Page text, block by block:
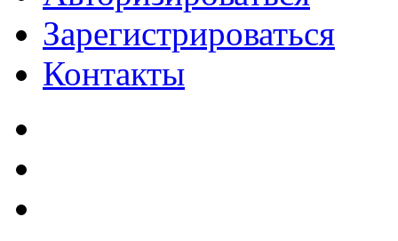
Зарегистрироваться
Контакты